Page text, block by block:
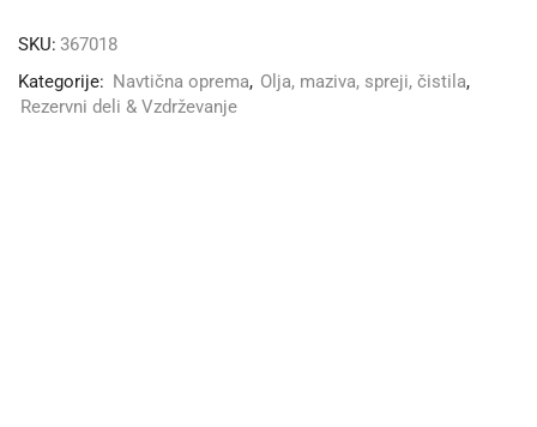
SKU: 367018
Kategorije: Navtična oprema, Olja, maziva, spreji, čistila,
Rezervni deli & Vzdrževanje